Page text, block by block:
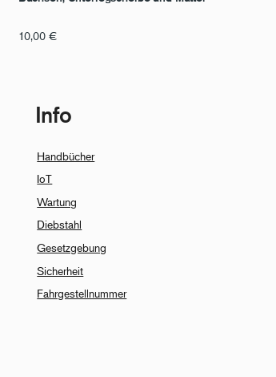
10,00 €
Info
Handbücher
IoT
Wartung
Diebstahl
Gesetzgebung
Sicherheit
Fahrgestellnummer